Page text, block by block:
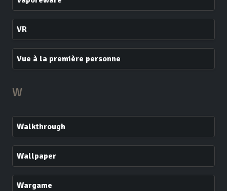
VR
Vue à la première personne
W
Walkthrough
Wallpaper
Wargame